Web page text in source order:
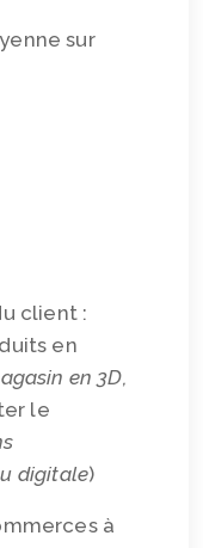
sur
client :
en
en 3D,
le
digitale)
à